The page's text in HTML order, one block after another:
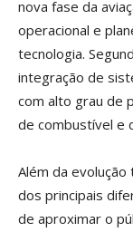
nova fase da
operacional e
tecnologia.
integração de
com alto grau de
de combustível e
Além da
dos principais
de aproximar o